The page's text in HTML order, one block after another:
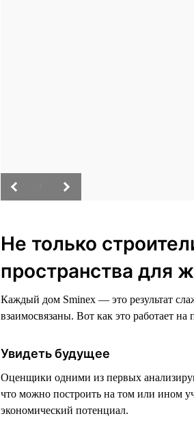
Не только
пространства для
Каждый дом Sminex — это результат
взаимосвязаны. Вот как это работает на
Увидеть будущее
Оценщики одними из первых
что можно построить на том или ином
экономический потенциал.